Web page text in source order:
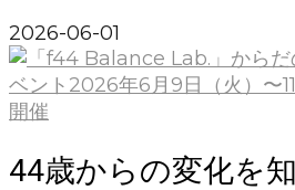
2026-06-01
44歳からの変化を